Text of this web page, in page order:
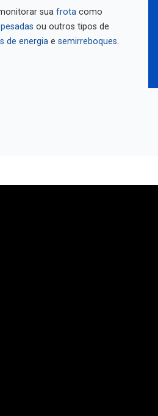
sua frota
ou outros tipos de
de energia semirreboques